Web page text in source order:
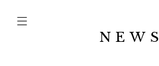
NEWS